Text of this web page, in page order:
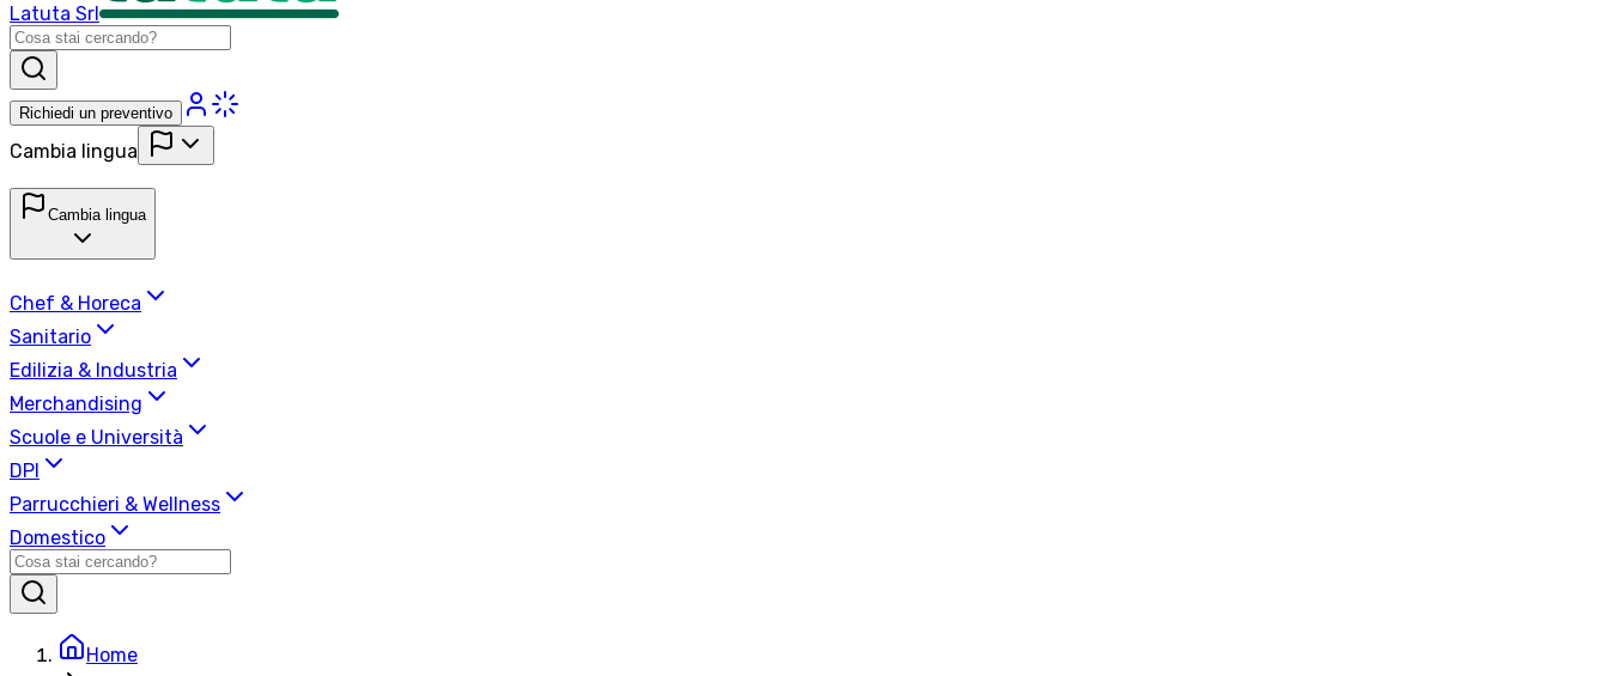
Latuta Srl
Richiedi un preventivo
Cambia lingua
Cambia lingua
Chef & Horeca
Sanitario
Edilizia & Industria
Merchandising
Scuole e Università
DPI
Parrucchieri & Wellness
Domestico
Home